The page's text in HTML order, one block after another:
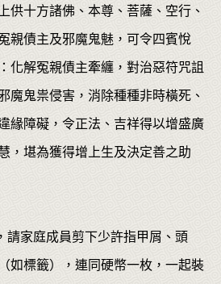
供十方諸佛、本尊、菩薩、空行、
親債主及邪魔鬼魅，可令四賓悅
化解冤親債主牽纏，對治惡符咒詛
魔鬼祟侵害，消除種種非時橫死、
緣障礙，令正法、吉祥得以增盛廣
，堪為獲得增上生及決定善之助
請家庭成員剪下少許指甲屑、頭
如標籤），連同硬幣一枚，一起裝